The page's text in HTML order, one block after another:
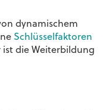
dynamischem
Schlüsselfaktoren
ist die Weiterbildung